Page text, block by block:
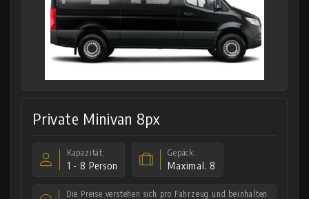
Private Minivan 8px
Kapazität:
1 - 8 Person
Gepäck:
Maximal. 8
Die Preise verstehen sich pro Fahrzeug und beinhalten